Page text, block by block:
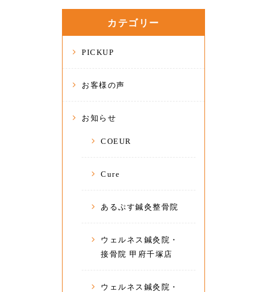
カテゴリー
PICKUP
お客様の声
お知らせ
COEUR
Cure
あるぷす鍼灸整骨院
ウェルネス鍼灸院・
接骨院 甲府千塚店
ウェルネス鍼灸院・